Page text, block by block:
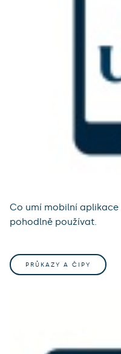
Co umí mobilní
pohodlně používat.
PRŮKAZY A ČIPY